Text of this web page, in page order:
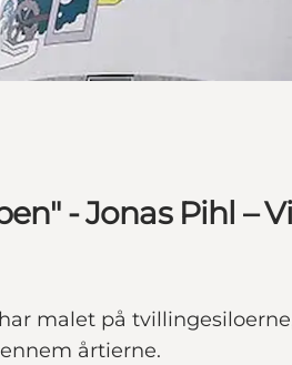
- Jonas Pihl –
malet på
årtierne.